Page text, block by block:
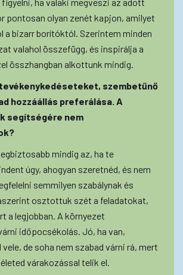
pontosan olyan zenét kapjon, amilyet
a bizarr borítóktól. Szerintem minden
valahol összefügg, és inspirálja a
összhangban alkottunk mindig.
szembetűnő
hozzáállás preferálása. A
segítségére nem
mindig az, ha te
úgy, ahogyan szeretnéd, és nem
semmilyen szabálynak és
osztottuk szét a feladatokat,
a legjobban. A környezet
időpocsékolás. Jó, ha van,
de soha nem szabad várni rá, mert
várakozással telik el.